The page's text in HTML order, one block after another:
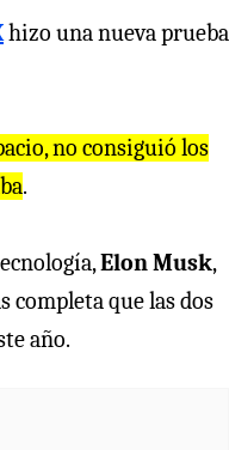
hizo una nueva prueba
no consiguió los
.
Elon Musk,
completa que las dos
año.